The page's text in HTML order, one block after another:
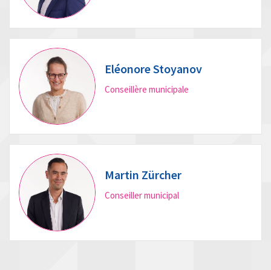
Eléonore Stoyanov
Conseillère municipale
Martin Zürcher
Conseiller municipal